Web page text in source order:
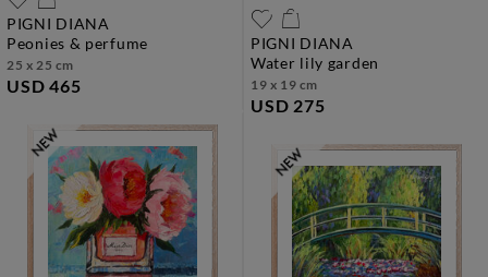
PIGNI DIANA
peonies & perfume
25 x 25 cm
USD 465
PIGNI DIANA
water lily garden
19 x 19 cm
USD 275